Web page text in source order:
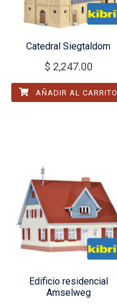
Catedral Siegtaldom
$ 2,247.00
AÑADIR AL CARRITO
Edificio residencial
Amselweg